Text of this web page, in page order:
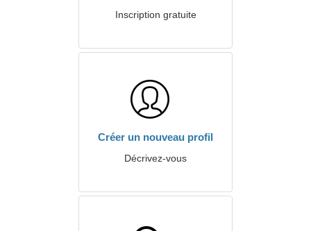
Inscription gratuite
Créer un nouveau profil
Décrivez-vous